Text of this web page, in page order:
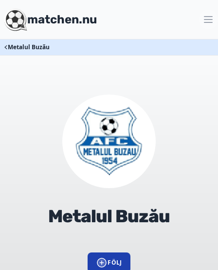
matchen.nu
Metalul Buzău
Metalul Buzău
FÖLJ